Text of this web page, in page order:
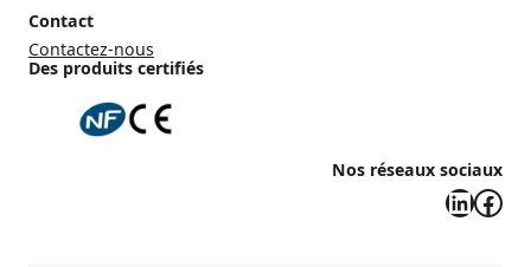
Contact
Contactez-nous
Des produits certifiés
Nos réseaux sociaux
LinkedIn Facebook